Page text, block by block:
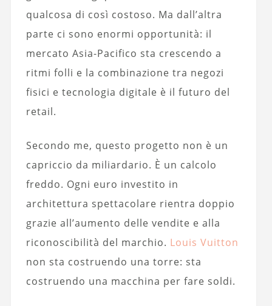
qualcosa di così costoso. Ma dall’altra
parte ci sono enormi opportunità: il
mercato Asia-Pacifico sta crescendo a
ritmi folli e la combinazione tra negozi
fisici e tecnologia digitale è il futuro del
retail.
Secondo me, questo progetto non è un
capriccio da miliardario. È un calcolo
freddo. Ogni euro investito in
architettura spettacolare rientra doppio
grazie all’aumento delle vendite e alla
riconoscibilità del marchio. Louis Vuitton
non sta costruendo una torre: sta
costruendo una macchina per fare soldi.